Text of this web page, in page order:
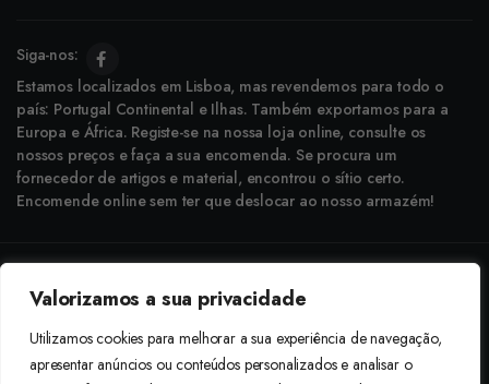
Valorizamos a sua privacidade
Utilizamos cookies para melhorar a sua experiência de navegação,
apresentar anúncios ou conteúdos personalizados e analisar o
Siga-nos:
Estamos localizados em Lisboa, mas revendemos para todo o
país: Portugal Continental e Ilhas. Também exportamos para a
Europa e África. Registe-se na nossa loja online, consulte os
nossos preços e faça a sua encomenda. Se procura um
fornecedor de artigos e material, encontrou o sítio certo.
Encomende online sem ter que deslocar ao nosso armazém!
Aceitamos: Transferência Bancária e Envio à Cobrança